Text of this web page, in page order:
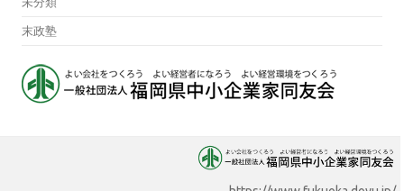
末政塾